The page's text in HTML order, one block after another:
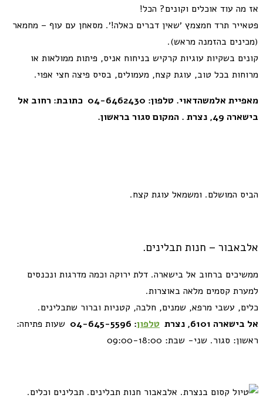
אז מה עוד אוכלים וקונים? הכל!
פטאייר תרד חמצמץ ׳שאין דברים כאלה!׳. מסאחן עם עוף – מחמאר
(מכינים בהזמנה מראש).
קונים בשקיות עוגיות קרקיש בניחוח אניס, פיתות ממולאות או
מרוחות בכל טוב, עוגת קצח, מעמולים, בסיס פיצה חצי אפוי.
מאפיית אלמשהדאוי. טלפון: 04-6462430 כתובת: רחוב אל
בישארה 49, נצרת . המקום סגור בראשון.
הביס המושלם. ומשמאל עוגת קצח.
אלבאבור – חנות תבלינים.
ממשיכים ברחוב אל בישארה. דלת ירוקה וכמה מדרגות ונכנסים
למערת קסמים מלאה באוצרות.
כלים, עשבי מרפא, שמנים, חלבה, קטניות וברור שתבלינים.
אל בישארה 6101, נצרת
טלפון: 04-645-5596
שעות פתיחה:
ראשון: סגור. שני- שבת: 09:00-18:00